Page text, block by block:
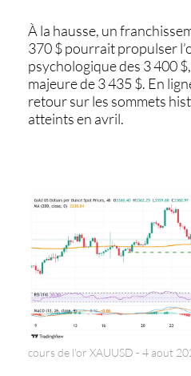
À la hausse, un
370 $ pourrait propulser
psychologique des 3 400
majeure de 3 435 $. En
retour sur les sommets
atteints en avril.
cours de l'or XAUUSD - 4 aout